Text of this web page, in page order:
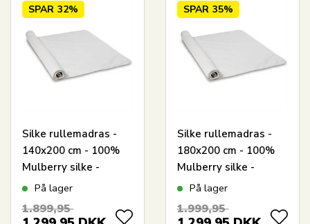
SPAR 32%
Silke rullemadras -
140x200 cm - 100%
Mulberry silke -
Nordic Comfort
På lager
1.899,95
SPAR 35%
Silke rullemadras -
180x200 cm - 100%
Mulberry silke -
Nordic Comfort
På lager
1.999,95